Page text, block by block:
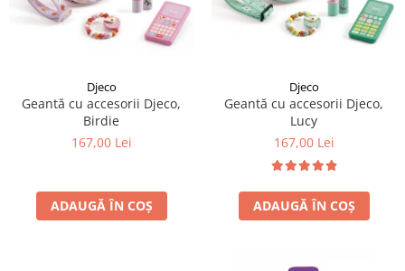
Djeco
Geantă cu accesorii Djeco,
Birdie
167,00 Lei
ADAUGĂ ÎN COȘ
Djeco
Geantă cu accesorii Djeco,
Lucy
167,00 Lei
ADAUGĂ ÎN COȘ